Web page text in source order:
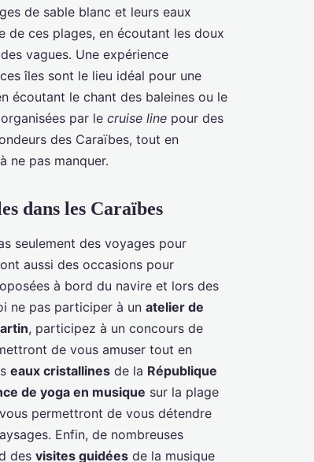
de sable blanc et leurs eaux
de ces plages, en écoutant les doux
vagues. Une expérience
îles sont le lieu idéal pour une
écoutant le chant des baleines ou le
par le cruise line pour des
des Caraïbes, tout en
ne pas manquer.
dans les Caraïbes
seulement des voyages pour
aussi des occasions pour
à bord du navire et lors des
ne pas participer à un atelier de
, participez à un concours de
de vous amuser tout en
eaux cristallines de la République
de yoga en musique sur la plage
permettront de vous détendre
Enfin, de nombreuses
des visites guidées de la musique